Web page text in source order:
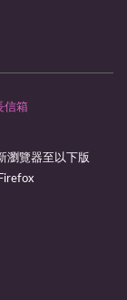
信箱
瀏覽器至以下版